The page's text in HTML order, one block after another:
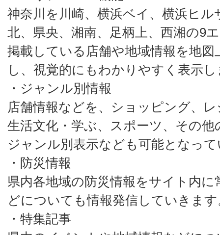
神奈川を川崎、横浜ベイ、横浜ヒル
北、県央、湘南、足柄上、西湘の9
掲載している店舗や地域情報を地
し、視覚的にもわかりやすく表示
・ジャンル別情報
店舗情報などを、ショッピング、
生活文化・学ぶ、スポーツ、その
ジャンル別表示なども可能となっ
・防災情報
県内各地域の防災情報をサイト内
どについても情報発信していきます
・特集記事